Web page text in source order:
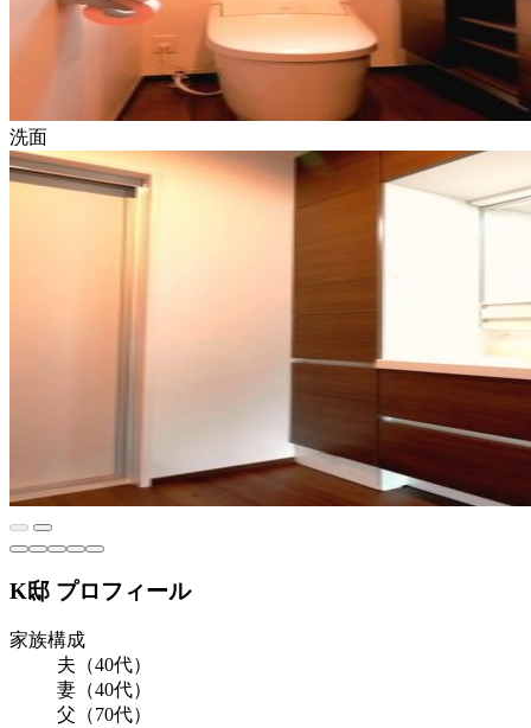
洗面
K邸 プロフィール
家族構成
夫（40代）
妻（40代）
父（70代）